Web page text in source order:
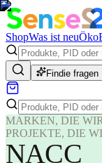
ShopWas ist neuÖko
Findie fragen
MARKEN, DIE
PROJEKTE, DIE
NACC